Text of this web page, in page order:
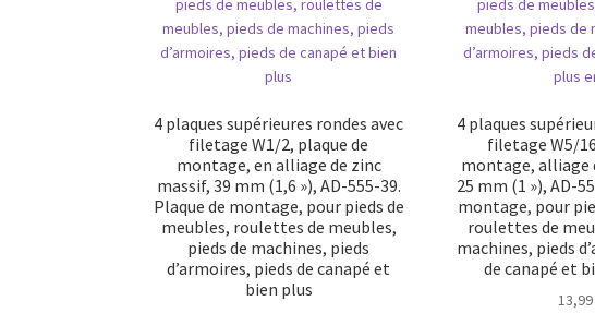
4 plaques supérieures rondes avec
filetage W1/2, plaque de
montage, en alliage de zinc
massif, 39 mm (1,6 »), AD-555-39.
Plaque de montage, pour pieds de
meubles, roulettes de meubles,
pieds de machines, pieds
d’armoires, pieds de canapé et
bien plus
4 plaques
filetage W5/
montage, alliage
25 mm (1 »), AD-
montage, pour
roulettes de
machines, pieds
de canapé et